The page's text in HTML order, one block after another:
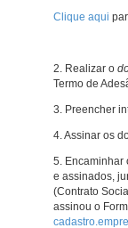
Clique aqui
2. Realizar o
Termo de
3. Preencher
4. Assinar os
5. Encaminhar
e assinados,
(Contrato
assinou o